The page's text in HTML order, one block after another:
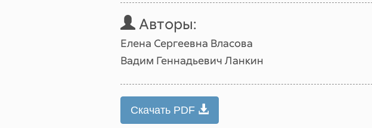
Авторы:
Елена Сергеевна Власова
Вадим Геннадьевич Ланкин
Скачать PDF